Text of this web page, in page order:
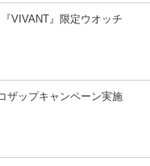
VIVANT』限定ウオッチ
ザップキャンペーン実施